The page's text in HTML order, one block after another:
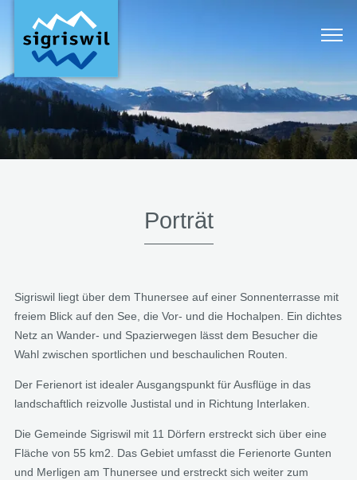
Porträt
Sigriswil liegt über dem Thunersee auf einer Sonnenterrasse mit
freiem Blick auf den See, die Vor- und die Hochalpen. Ein dichtes
Netz an Wander- und Spazierwegen lässt dem Besucher die
Wahl zwischen sportlichen und beschaulichen Routen.
Der Ferienort ist idealer Ausgangspunkt für Ausflüge in das
landschaftlich reizvolle Justistal und in Richtung Interlaken.
Die Gemeinde Sigriswil mit 11 Dörfern erstreckt sich über eine
Fläche von 55 km2. Das Gebiet umfasst die Ferienorte Gunten
und Merligen am Thunersee und erstreckt sich weiter zum